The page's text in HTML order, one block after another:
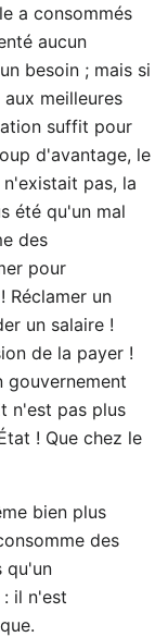
a consommés
aucun
besoin ; mais si
meilleures
suffit pour
d'avantage, le
pas, la
été qu'un mal
des
pour
Réclamer un
un salaire !
de la payer !
gouvernement
n'est pas plus
! Que chez le
bien plus
des
qu'un
il n'est